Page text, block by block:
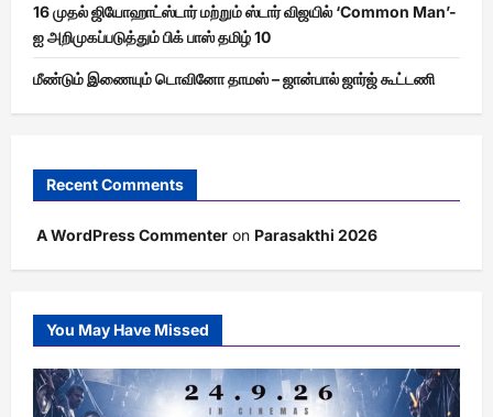
16 முதல் ஜியோஹாட்ஸ்டார் மற்றும் ஸ்டார் விஜயில் ‘Common Man’-
ஐ அறிமுகப்படுத்தும் பிக் பாஸ் தமிழ் 10
மீண்டும் இணையும் டொவினோ தாமஸ் – ஜான்பால் ஜார்ஜ் கூட்டணி
Recent Comments
A WordPress Commenter on Parasakthi 2026
You May Have Missed